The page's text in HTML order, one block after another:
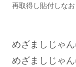
再取得し貼付しな
めざましじゃ
めざましじゃ